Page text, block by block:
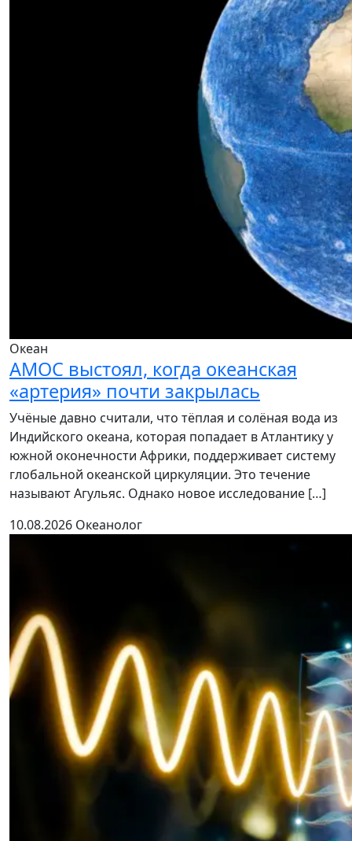
Океан
AMOC выстоял, когда океанская
«артерия» почти закрылась
Учёные давно считали, что тёплая и солёная вода из
Индийского океана, которая попадает в Атлантику у
южной оконечности Африки, поддерживает систему
глобальной океанской циркуляции. Это течение
называют Агульяс. Однако новое исследование […]
10.08.2026 Океанолог